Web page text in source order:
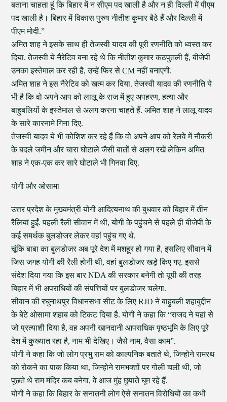
बताना चाहता हूं कि बिहार में न सीएम पद खाली है और न ही दिल्ली में पीएम
पद खाली है। बिहार में विकास पुरुष नीतीश कुमार बैठे हैं और दिल्ली में
पीएम मोदी.”
अमित शाह ने इसके साथ ही तेजस्वी यादव की पूरी रणनीति को ध्वस्त कर
दिया. तेजस्वी ये नैरेटिव बना रहे थे कि नीतीश कुमार कठपुतली हैं, बीजेपी
उनका इस्तेमाल कर रही है, उन्हें फिर से CM नहीं बनाएगी.
अमित शाह ने इस नैरेटिव को खत्म कर दिया. तेजस्वी यादव की रणनीति ये
भी है कि वो अपने आप को लालू के राज में हुए अपहरण, हत्या और
बाहुबलियों के इस्तेमाल से अलग करना चाहते हैं. अमित शाह ने लालू यादव
के सारे कारनामे गिना दिए.
तेजस्वी यादव ये भी कोशिश कर रहे हैं कि वो अपने आप को रेलवे में नौकरी
के बदले जमीन और चारा घोटाले जैसी बातों से अलग रखें लेकिन अमित
शाह ने एक-एक कर सारे घोटाले भी गिनवा दिए.
योगी और ओसामा
उत्तर प्रदेश के मुख्यमंत्री योगी आदित्यनाथ की बुधवार को बिहार में तीन
रैलियां हुईं. पहली रैली सीवान में थी, योगी के पहुंचने से पहले ही बीजेपी के
कई समर्थक बुलडोजर लेकर वहां पहुंच गए थे.
चूंकि बाबा का बुलडोजर अब पूरे देश में मशहूर हो गया है, इसलिए सीवान में
जिस जगह योगी की रैली होनी थी, वहां बुलडोजर खड़े किए गए. इससे
संदेश दिया गया कि इस बार NDA की सरकार बनेगी तो यूपी की तरह
बिहार में भी अपराधियों की संपत्तियों पर बुलडोजर चलेगा.
सीवान की रघुनाथपुर विधानसभा सीट के लिए RJD ने बाहुबली शहाबुद्दीन
के बेटे ओसामा शहाब को टिकट दिया है. योगी ने कहा कि “राजद ने यहां से
जो प्रत्याशी दिया है, वह अपनी खानदानी आपराधिक पृष्ठभूमि के लिए पूरे
देश में कुख्यात रहा है, नाम भी देखिए। जैसे नाम, वैसा काम”.
योगी ने कहा कि जो लोग प्रभु राम को काल्पनिक बताते थे, जिन्होने रामरथ
को रोकने का पाक किया था, जिन्होने रामभक्तों पर गोली चली थी, जो
पूछते थे राम मंदिर कब बनेगा, वे आज मुंह छुपाते घूम रहे हैं.
योगी ने कहा कि बिहार के सनातनी लोग ऐसे सनातन विरोधियों का कभी